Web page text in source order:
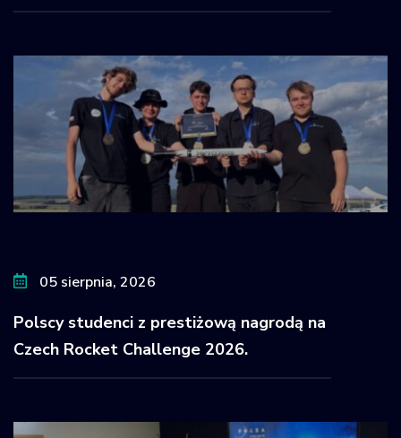
05 sierpnia, 2026
Polscy studenci z prestiżową nagrodą na
Czech Rocket Challenge 2026.